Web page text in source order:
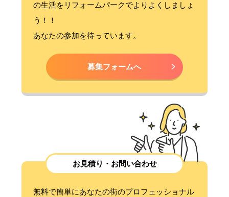
の生活をリフォームパークでよりよくしましょ
う！！
あなたの参加を待っています。
募集フォームへ
お見積り・お問い合わせ
無料で簡単にあなたの街のプロフェッショナル